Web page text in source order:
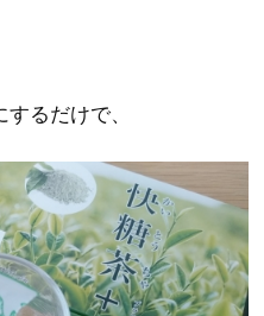
るだけで、